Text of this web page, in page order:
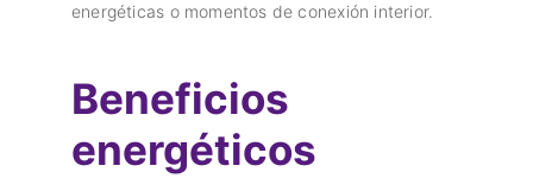
energéticas o momentos de conexión interior.
Beneficios
energéticos